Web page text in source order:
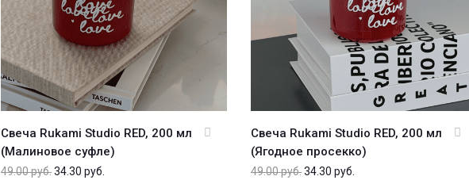
Свеча Rukami Studio RED, 200 мл
(Малиновое суфле)
49.00руб.34.30 руб.
Свеча Rukami Studio RED, 200 мл
(Ягодное просекко)
49.00руб.34.30 руб.